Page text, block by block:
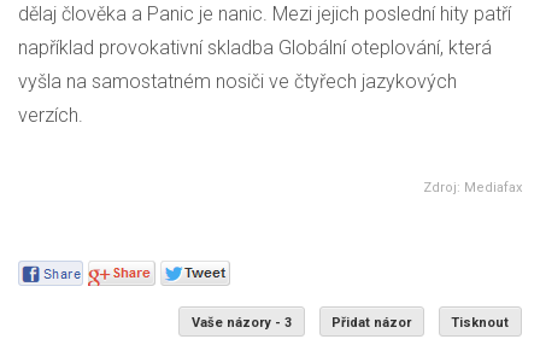
dělaj člověka a Panic je nanic. Mezi jejich poslední hity patří
například provokativní skladba Globální oteplování, která
vyšla na samostatném nosiči ve čtyřech jazykových
verzích.
Zdroj: Mediafax
Vaše názory - 3 Přidat názor Tisknout